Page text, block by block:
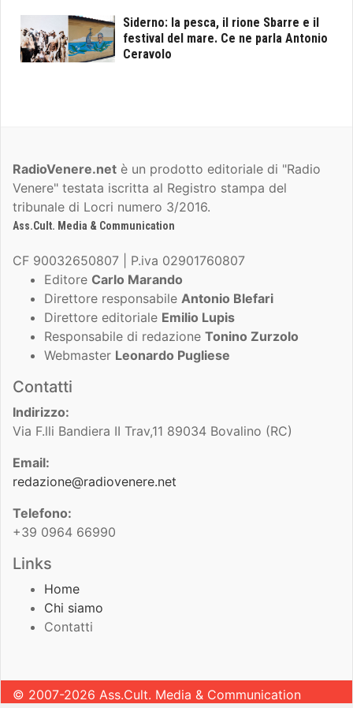
Siderno: la pesca, il rione Sbarre e il
festival del mare. Ce ne parla Antonio
Ceravolo
RadioVenere.net è un prodotto editoriale di "Radio
Venere" testata iscritta al Registro stampa del
tribunale di Locri numero 3/2016.
Ass.Cult. Media & Communication
CF 90032650807 | P.iva 02901760807
Editore Carlo Marando
Direttore responsabile Antonio Blefari
Direttore editoriale Emilio Lupis
Responsabile di redazione Tonino Zurzolo
Webmaster Leonardo Pugliese
Contatti
Indirizzo:
Via F.lli Bandiera II Trav,11 89034 Bovalino (RC)
Email:
redazione@radiovenere.net
Telefono:
+39 0964 66990
Links
Home
Chi siamo
Contatti
© 2007-2026 Ass.Cult. Media & Communication